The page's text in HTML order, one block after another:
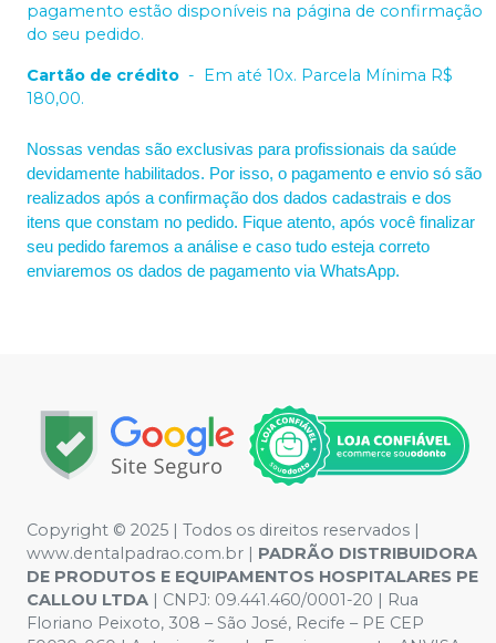
pagamento estão disponíveis na página de confirmação
do seu pedido.
Cartão de crédito - Em até 10x. Parcela Mínima R$
180,00.
Nossas vendas são exclusivas para profissionais da saúde
devidamente habilitados. Por isso, o pagamento e envio só são
realizados após a confirmação dos dados cadastrais e dos
itens que constam no pedido. Fique atento, após você finalizar
seu pedido faremos a análise e caso tudo esteja correto
enviaremos os dados de pagamento via WhatsApp.
Copyright © 2025 | Todos os direitos reservados |
www.dentalpadrao.com.br | PADRÃO DISTRIBUIDORA
DE PRODUTOS E EQUIPAMENTOS HOSPITALARES PE
CALLOU LTDA | CNPJ: 09.441.460/0001-20 | Rua
Floriano Peixoto, 308 – São José, Recife – PE CEP